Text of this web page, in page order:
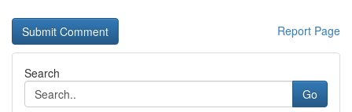
Report Page
Search
Go